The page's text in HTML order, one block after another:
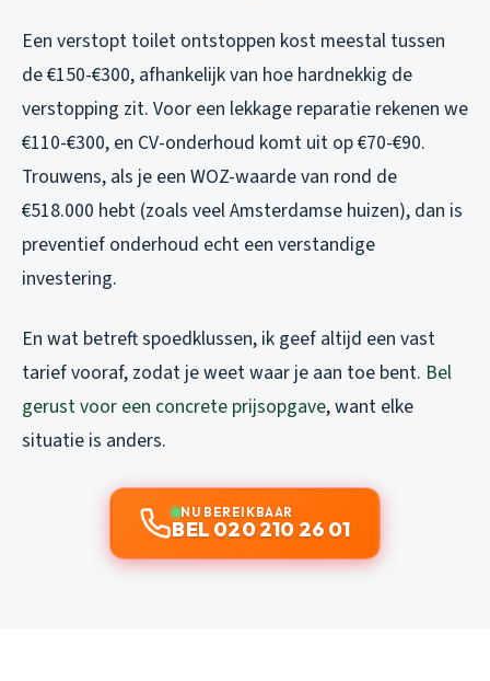
Een verstopt toilet ontstoppen kost meestal tussen
de €150-€300, afhankelijk van hoe hardnekkig de
verstopping zit. Voor een lekkage reparatie rekenen we
€110-€300, en CV-onderhoud komt uit op €70-€90.
Trouwens, als je een WOZ-waarde van rond de
€518.000 hebt (zoals veel Amsterdamse huizen), dan is
preventief onderhoud echt een verstandige
investering.
En wat betreft spoedklussen, ik geef altijd een vast
tarief vooraf, zodat je weet waar je aan toe bent. Bel
gerust voor een concrete prijsopgave, want elke
situatie is anders.
NU BEREIKBAAR
BEL 020 210 26 01